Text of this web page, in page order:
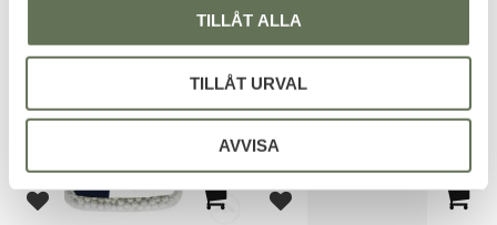
TILLÅT ALLA
TILLÅT URVAL
AVVISA
Lägg till i favoriter Lägg till i favoriter
FAVORIT